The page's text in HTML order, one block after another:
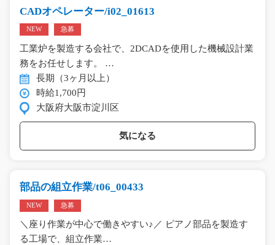
CADオペレーター/i02_01613
NEW 急募
工業炉を製造する会社で、2DCADを使用した機械設計業
務をお任せします。 …
長期（3ヶ月以上）
時給1,700円
大阪府大阪市淀川区
気になる
部品の組立作業/t06_00433
NEW 急募
＼座り作業が中心で働きやすい♪／ ピアノ部品を製造す
る工場で、組立作業…